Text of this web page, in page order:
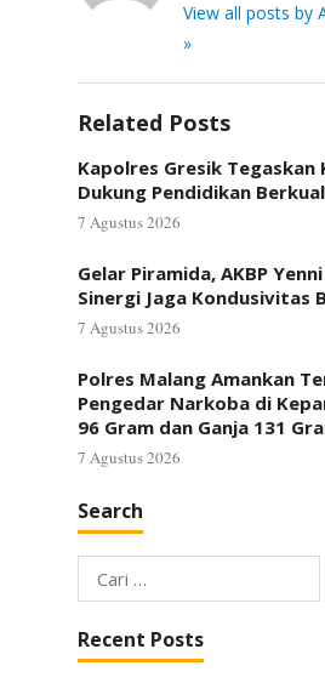
View all posts by
»
Related Posts
Kapolres Gresik Tegaskan
Dukung Pendidikan
7 Agustus 2026
Gelar Piramida, AKBP
Sinergi Jaga Kondusivitas
7 Agustus 2026
Polres Malang Amankan
Pengedar Narkoba di
96 Gram dan Ganja 131
7 Agustus 2026
Search
Cari
untuk:
Recent Posts